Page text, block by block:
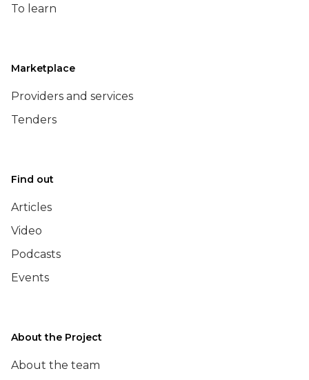
To learn
Marketplace
Providers and services
Tenders
Find out
Articles
Video
Podcasts
Events
About the Project
About the team